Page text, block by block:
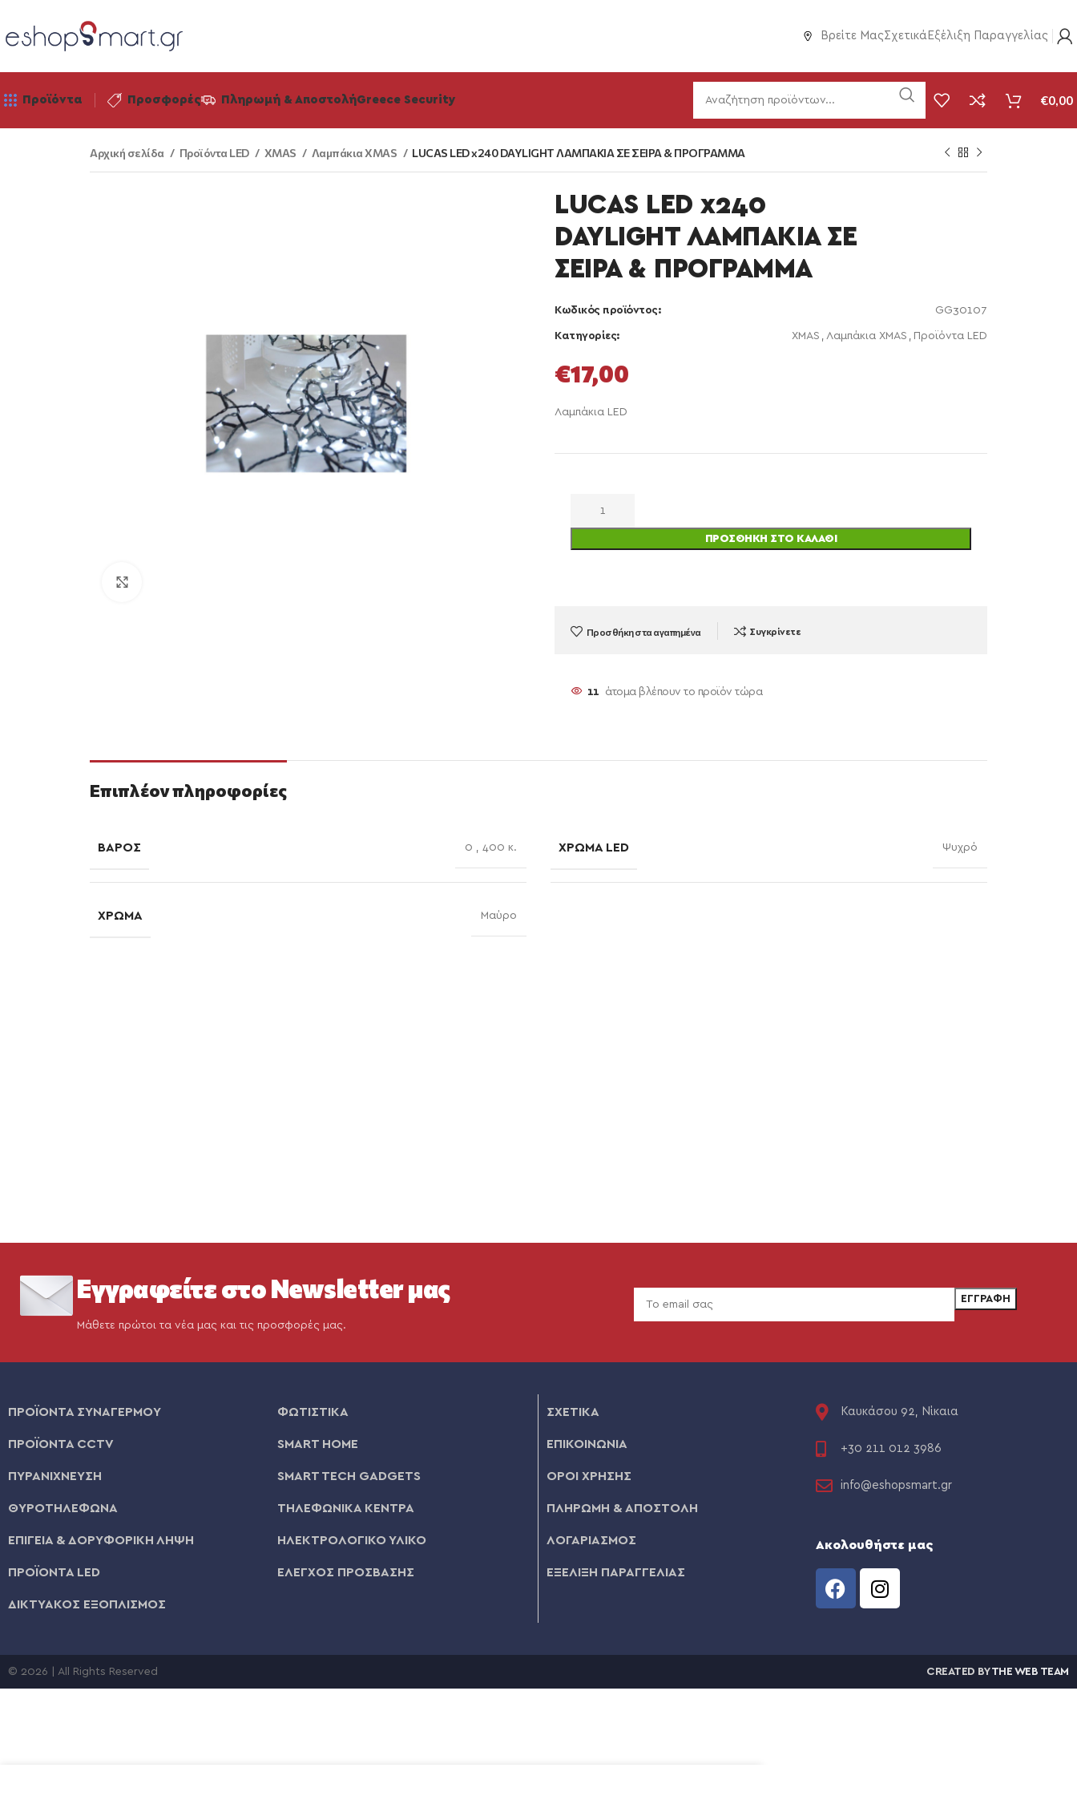
Βρείτε ΜαςΣχετικά Εξέλιξη Παραγγελίας
Προϊόντα Προσφορές Πληρωμή & ΑποστολήGreece Security €0,00
Αρχική σελίδα Προϊόντα LED XMAS Λαμπάκια XMAS LUCAS LED x240 DAYLIGHT ΛΑΜΠΑΚΙΑ ΣΕ ΣΕΙΡΑ & ΠΡΟΓΡΑΜΜΑ
LUCAS LED x240
DAYLIGHT ΛΑΜΠΑΚΙΑ ΣΕ
ΣΕΙΡΑ & ΠΡΟΓΡΑΜΜΑ
Κωδικός προϊόντος: GG30107
Κατηγορίες: XMAS , Λαμπάκια XMAS , Προϊόντα LED
€17,00
Λαμπάκια LED
ΠΡΟΣΘΉΚΗ ΣΤΟ ΚΑΛΆΘΙ
Προσθήκη στα αγαπημένα Συγκρίνετε
11 άτομα βλέπουν το προϊόν τώρα
Επιπλέον πληροφορίες
ΒΆΡΟΣ 0 , 400 κ. ΧΡΏΜΑ LED Ψυχρό
ΧΡΏΜΑ Μαύρο
Εγγραφείτε στο Newsletter μας
Μάθετε πρώτοι τα νέα μας και τις προσφορές μας.
ΠΡΟΪΟΝΤΑ ΣΥΝΑΓΕΡΜΟΥ
ΠΡΟΪΟΝΤΑ CCTV
ΠΥΡΑΝΙΧΝΕΥΣΗ
ΘΥΡΟΤΗΛΕΦΩΝΑ
ΕΠΙΓΕΙΑ & ΔΟΡΥΦΟΡΙΚΗ ΛΗΨΗ
ΠΡΟΪΟΝΤΑ LED
ΔΙΚΤΥΑΚΟΣ ΕΞΟΠΛΙΣΜΟΣ
ΦΩΤΙΣΤΙΚΑ
SMART HOME
SMART TECH GADGETS
ΤΗΛΕΦΩΝΙΚΑ ΚΕΝΤΡΑ
ΗΛΕΚΤΡΟΛΟΓΙΚΟ ΥΛΙΚΟ
ΕΛΕΓΧΟΣ ΠΡΟΣΒΑΣΗΣ
ΣΧΕΤΙΚΑ
ΕΠΙΚΟΙΝΩΝΙΑ
ΟΡΟΙ ΧΡΗΣΗΣ
ΠΛΗΡΩΜΗ & ΑΠΟΣΤΟΛΗ
ΛΟΓΑΡΙΑΣΜΟΣ
ΕΞΕΛΙΞΗ ΠΑΡΑΓΓΕΛΙΑΣ
Καυκάσου 92, Νίκαια
+30 211 012 3986
info@eshopsmart.gr
Ακολουθήστε μας
© 2026 | All Rights Reserved CREATED BYTHE WEB TEAM